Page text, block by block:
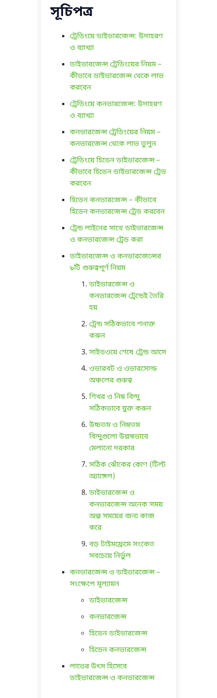
সূচিপত্র
ট্রেডিংয়ে ডাইভারজেন্স: উদাহরণ
ও ব্যাখ্যা
ডাইভারজেন্স ট্রেডিংয়ের নিয়ম –
কীভাবে ডাইভারজেন্স থেকে লাভ
করবেন
ট্রেডিংয়ে কনভারজেন্স: উদাহরণ
ও ব্যাখ্যা
কনভারজেন্স ট্রেডিংয়ের নিয়ম –
কনভারজেন্স থেকে লাভ তুলুন
ট্রেডিংয়ে হিডেন ডাইভারজেন্স –
কীভাবে হিডেন ডাইভারজেন্স ট্রেড
করবেন
হিডেন কনভারজেন্স – কীভাবে
হিডেন কনভারজেন্স ট্রেড করবেন
ট্রেন্ড লাইনের সাথে ডাইভারজেন্স
ও কনভারজেন্স ট্রেড করা
ডাইভারজেন্স ও কনভারজেন্সের
৯টি গুরুত্বপূর্ণ নিয়ম
ডাইভারজেন্স ও
কনভারজেন্স ট্রেন্ডেই তৈরি
হয়
ট্রেন্ড সঠিকভাবে শনাক্ত
করুন
সাইডওয়ে শেষে ট্রেন্ড আসে
ওভারবট ও ওভারসোল্ড
অঞ্চলের গুরুত্ব
শিখর ও নিম্ন বিন্দু
সঠিকভাবে যুক্ত করুন
উচ্চতম ও নিম্নতম
বিন্দুগুলো উল্লম্বভাবে
মেলানো দরকার
সঠিক ঝোঁকের কোণ (টিল্ট
অ্যাঙ্গেল)
ডাইভারজেন্স ও
কনভারজেন্স অনেক সময়
অল্প সময়ের জন্য কাজ
করে
বড় টাইমফ্রেমে সংকেত
সবচেয়ে নির্ভুল
কনভারজেন্স ও ডাইভারজেন্স –
সংক্ষেপে মূল্যায়ন
ডাইভারজেন্স
কনভারজেন্স
হিডেন ডাইভারজেন্স
হিডেন কনভারজেন্স
লাভের উৎস হিসেবে
ডাইভারজেন্স ও কনভারজেন্স